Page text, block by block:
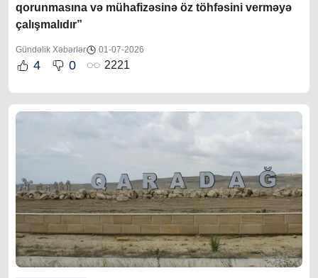
qorunmasına və mühafizəsinə öz töhfəsini verməyə
çalışmalıdır”
Gündəlik Xəbərlər 01-07-2026
4 0 2221